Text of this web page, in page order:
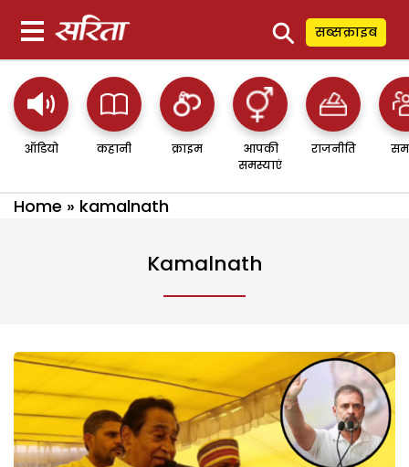
⚲ सब्सक्राइब
ऑडियो कहानी क्राइम
आपकी
समस्याएं
राजनीति
Home » kamalnath
Kamalnath